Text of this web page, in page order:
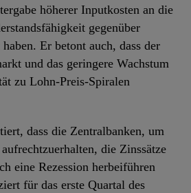
höherer Inputkosten an die
gegenüber
Er betont auch, dass der
und das geringere Wachstum
zu Lohn-Preis-Spiralen
dass die Zentralbanken, um
die Zinssätze
eine Rezession herbeiführen
für das erste Quartal des